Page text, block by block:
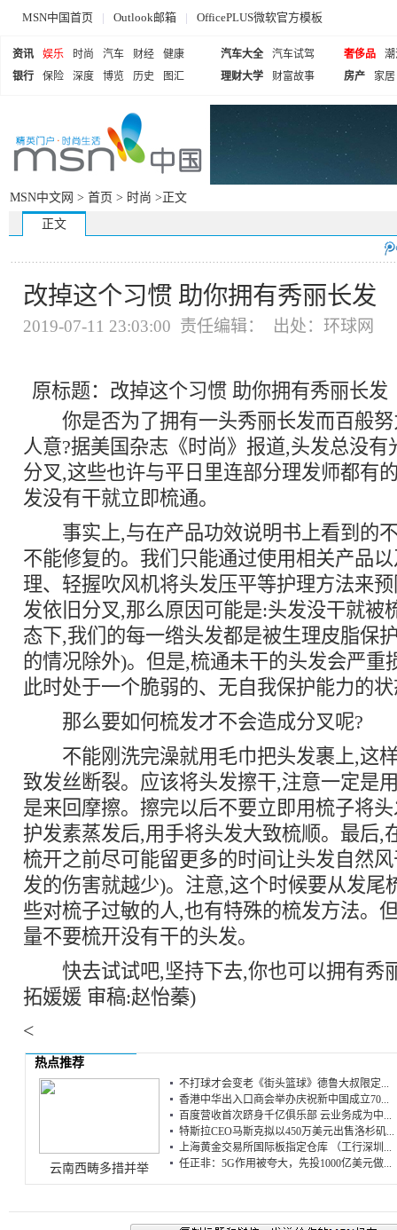
MSN中国首页 | Outlook邮箱 | OfficePLUS微软官方模板
资讯 娱乐 时尚 汽车 财经
健康
银行
保险 深度 博览 历史 图汇
汽车大全
汽车试驾
理财大学
财富故事
奢侈品
房产
家居
MSN中文网 > 首页 > 时尚 >正文
正文
改掉这个习惯 助你拥有秀丽长发
2019-07-11 23:03:00 责任编辑： 出处：环球网
原标题：改掉这个习惯 助你拥有秀丽长发
你是否为了拥有一头秀丽长发而百般努
人意?据美国杂志《时尚》报道,头发总没有
分叉,这些也许与平日里连部分理发师都有
发没有干就立即梳通。
事实上,与在产品功效说明书上看到的
不能修复的。我们只能通过使用相关产品
理、轻握吹风机将头发压平等护理方法来
发依旧分叉,那么原因可能是:头发没干就被
态下,我们的每一绺头发都是被生理皮脂保
的情况除外)。但是,梳通未干的头发会严重
此时处于一个脆弱的、无自我保护能力的
那么要如何梳发才不会造成分叉呢?
不能刚洗完澡就用毛巾把头发裹上,这
致发丝断裂。应该将头发擦干,注意一定是
是来回摩擦。擦完以后不要立即用梳子将
护发素蒸发后,用手将头发大致梳顺。最后,
梳开之前尽可能留更多的时间让头发自然
发的伤害就越少)。注意,这个时候要从发尾
些对梳子过敏的人,也有特殊的梳发方法。
量不要梳开没有干的头发。
快去试试吧,坚持下去,你也可以拥有秀
拓媛媛 审稿:赵怡蓁)
<
热点推荐
云南西畴多措并举
不打球才会变老《街头篮球》德鲁大叔限定...
香港中华出入口商会举办庆祝新中国成立70...
百度营收首次跻身千亿俱乐部 云业务成为中...
特斯拉CEO马斯克拟以450万美元出售洛杉矶...
上海黄金交易所国际板指定仓库 （工行深圳...
任正非：5G作用被夸大，先投1000亿美元做...